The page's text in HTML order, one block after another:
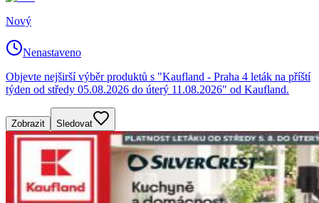
Nový
Nenastaveno
Objevte nejširší výběr produktů s "Kaufland - Praha 4 leták na příští
týden od středy 05.08.2026 do úterý 11.08.2026" od Kaufland.
Zobrazit Sledovat